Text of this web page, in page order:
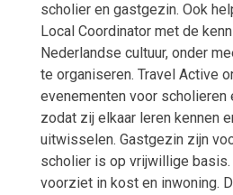
scholier en gastgezin. Ook
Local Coordinator met de
Nederlandse cultuur, onder
te organiseren. Travel Active
evenementen voor scholieren
zodat zij elkaar leren kennen
uitwisselen. Gastgezin zijn
scholier is op vrijwillige
voorziet in kost en inwoning.